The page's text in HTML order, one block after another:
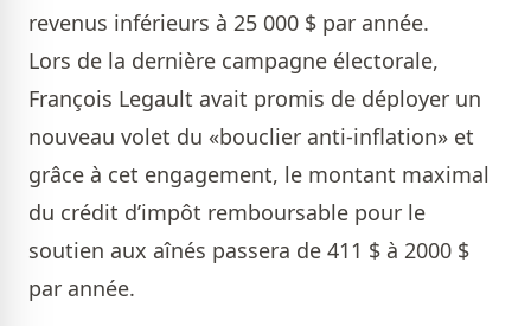
revenus inférieurs à 25 000 $ par année.
Lors de la dernière campagne électorale,
François Legault avait promis de déployer un
nouveau volet du «bouclier anti-inflation» et
grâce à cet engagement, le montant maximal
du crédit d’impôt remboursable pour le
soutien aux aînés passera de 411 $ à 2000 $
par année.